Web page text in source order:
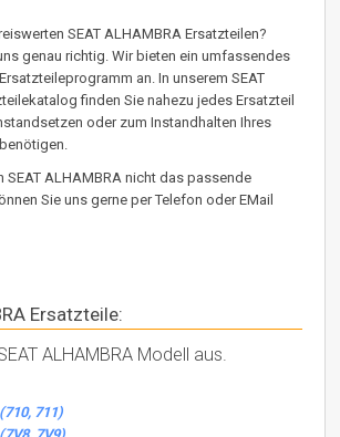
SEAT ALHAMBRA Ersatzteilen?
genau richtig. Wir bieten ein umfassendes
an. In unserem SEAT
finden Sie nahezu jedes Ersatzteil
oder zum Instandhalten Ihres
SEAT ALHAMBRA nicht das passende
Sie uns gerne per Telefon oder EMail
Ersatzteile:
ALHAMBRA Modell aus.
711)